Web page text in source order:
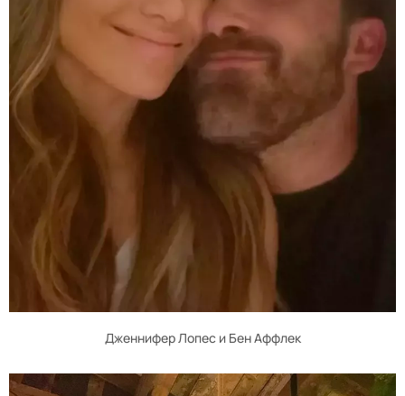
Дженнифер Лопес и Бен Аффлек